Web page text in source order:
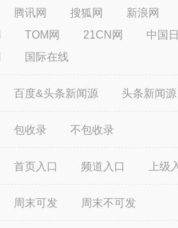
腾讯网 搜狐网
新浪网
TOM网 21CN网
中国
国际在线
百度&头条新闻源 头条新闻源
包收录 不包收录
首页入口 频道入口 上级
周末可发 周末不可发